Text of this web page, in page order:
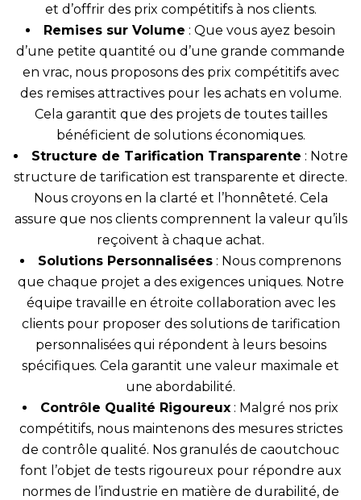
et d’offrir des prix compétitifs à nos clients.
Remises sur Volume : Que vous ayez besoin
d’une petite quantité ou d’une grande commande
en vrac, nous proposons des prix compétitifs avec
des remises attractives pour les achats en volume.
Cela garantit que des projets de toutes tailles
bénéficient de solutions économiques.
Structure de Tarification Transparente : Notre
structure de tarification est transparente et directe.
Nous croyons en la clarté et l’honnêteté. Cela
assure que nos clients comprennent la valeur qu’ils
reçoivent à chaque achat.
Solutions Personnalisées : Nous comprenons
que chaque projet a des exigences uniques. Notre
équipe travaille en étroite collaboration avec les
clients pour proposer des solutions de tarification
personnalisées qui répondent à leurs besoins
spécifiques. Cela garantit une valeur maximale et
une abordabilité.
Contrôle Qualité Rigoureux : Malgré nos prix
compétitifs, nous maintenons des mesures strictes
de contrôle qualité. Nos granulés de caoutchouc
font l’objet de tests rigoureux pour répondre aux
normes de l’industrie en matière de durabilité, de